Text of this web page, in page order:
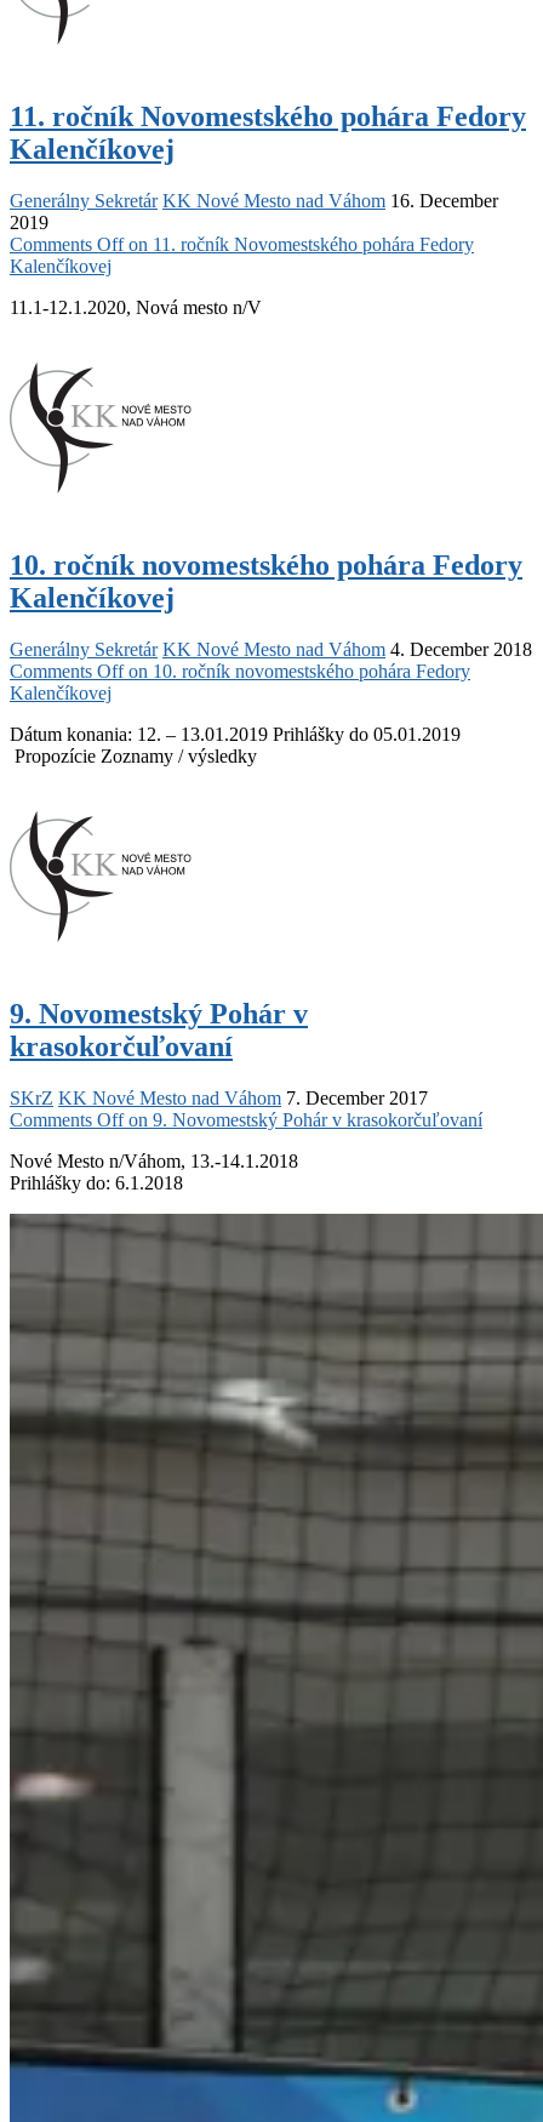
11. ročník Novomestského pohára Fedory
Kalenčíkovej
Generálny Sekretár KK Nové Mesto nad Váhom 16. December
2019
Comments Offon 11. ročník Novomestského pohára Fedory
Kalenčíkovej
11.1-12.1.2020, Nová mesto n/V
10. ročník novomestského pohára Fedory
Kalenčíkovej
Generálny Sekretár KK Nové Mesto nad Váhom 4. December 2018
Comments Offon 10. ročník novomestského pohára Fedory
Kalenčíkovej
Dátum konania: 12. – 13.01.2019 Prihlášky do 05.01.2019
Propozície Zoznamy / výsledky
9. Novomestský Pohár v
krasokorčuľovaní
SKrZ KK Nové Mesto nad Váhom 7. December 2017
Comments Offon 9. Novomestský Pohár v krasokorčuľovaní
Nové Mesto n/Váhom, 13.-14.1.2018
Prihlášky do: 6.1.2018